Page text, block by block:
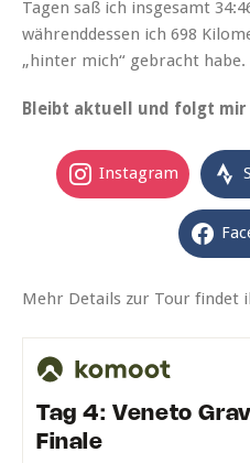
Tagen saß ich insgesamt
währenddessen ich 698
„hinter mich“ gebracht habe.
Bleibt aktuell und folgt
Instagram
Mehr Details zur Tour findet